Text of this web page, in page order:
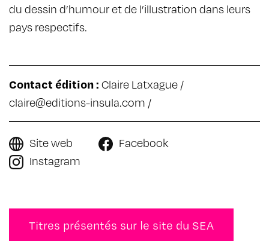
du dessin d’humour et de l’illustration dans leurs
pays respectifs.
Contact édition : Claire Latxague /
claire@editions-insula.com /
Site web
Facebook
Instagram
Titres présentés sur le site du SEA